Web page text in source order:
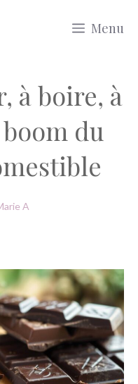
Menu
à boire, à
du
A